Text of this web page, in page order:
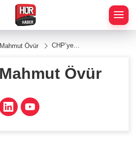
Mahmut Övür
CHP’ye
ve Ekim
Partisi
Mahmut Övür